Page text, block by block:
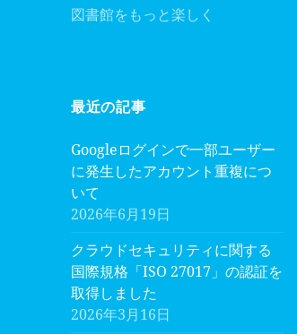
図書館をもっと楽しく
最近の記事
Googleログインで一部ユーザー
に発生したアカウント重複につ
いて
2026年6月19日
クラウドセキュリティに関する
国際規格「ISO 27017」の認証を
取得しました
2026年3月16日